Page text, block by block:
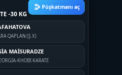
-30 KG
Püşkatmanı aç
QAPLAN (Ş.X)
MAİSURADZE
KHOBI KARATE